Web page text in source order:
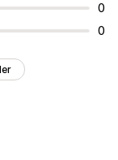
0
0